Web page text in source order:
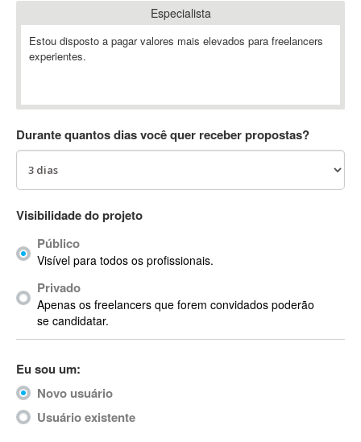
Ableton Push
Abstract
AC3
ACID Pro
ACPI
Acrobat
Acrobat X
Acronis
ACT
Actimize
ActionScript
ActionScript 3
Especialista
Estou disposto a pagar valores mais elevados para freelancers
experientes.
Durante quantos dias você quer receber propostas?
Visibilidade do projeto
Público
Visível para todos os profissionais.
Privado
Apenas os freelancers que forem convidados poderão
se candidatar.
Eu sou um:
Novo usuário
Usuário existente